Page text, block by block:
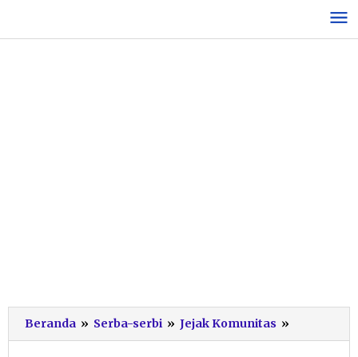
konten
Beranda » Serba-serbi » Jejak Komunitas »
Peserta